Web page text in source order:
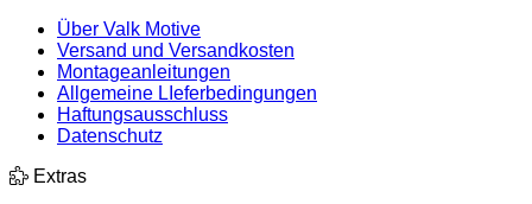
Über Valk Motive
Versand und Versandkosten
Montageanleitungen
Allgemeine LIeferbedingungen
Haftungsausschluss
Datenschutz
Extras